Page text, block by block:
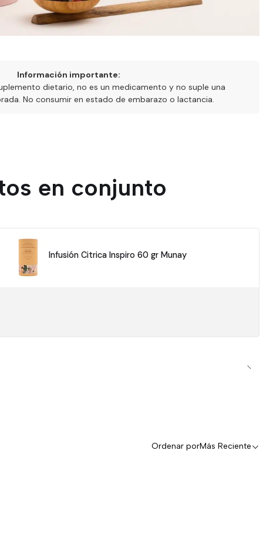
Información importante:
dietario, no es un medicamento y no suple una
No consumir en estado de embarazo o lactancia.
en conjunto
Infusión Citrica Inspiro 60 gr Munay
Ordenar porMás Reciente